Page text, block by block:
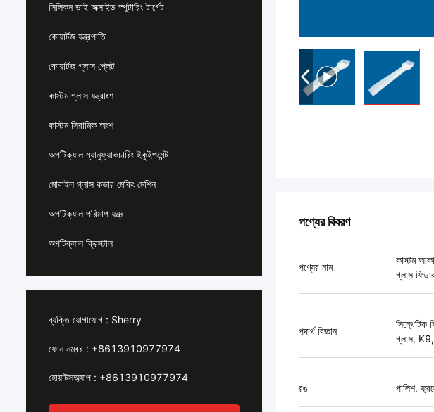
সিলিকন ডাই অক্সাইড স্পুটারিং টার্গেট
কোয়ার্টজ যন্ত্রপাতি
কোয়ার্টজ গ্লাস প্লেট
কাস্টম গ্লাস যন্ত্রাংশ
কাস্টম সিরামিক অংশ
অপটিক্যাল ম্যানুফ্যাকচারিং ইকুইপমেন্ট
মোবাইল গ্লাস কভার মেকিং মেশিন
অপটিক্যাল পরিমাপ যন্ত্র
অপটিক্যাল ক্রিস্টাল
ব্যক্তি যোগাযোগ : Sherry
ফোন নম্বর : +8613910977974
হোয়াটসঅ্যাপ : +8613910977974
পণ্যের বিবরণ
পণ্যের নাম
কাস্টম
গ্লাস
পদার্থ বিজ্ঞান
সিন্থেটিক
গ্লাস,
রঙ পালিশ,